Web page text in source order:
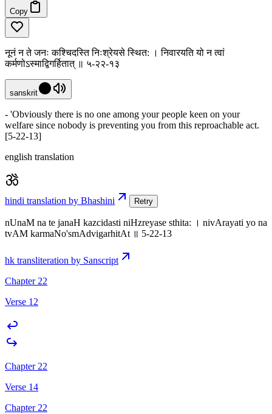
Copy
नूनं न ते जनः कश्चिदस्ति निःश्रेयसे स्थित: । निवारयति यो न त्वां
कर्मणोऽस्माद्विगर्हितात् ॥ ५-२२-१३
sanskrit
- 'Obviously there is no one among your people keen on your
welfare since nobody is preventing you from this reproachable act.
[5-22-13]
english translation
hindi translation by Bhashini Retry
nUnaM na te janaH kazcidasti niHzreyase sthita: । nivArayati yo na
tvAM karmaNo'smAdvigarhitAt ॥ 5-22-13
hk transliteration by Sanscript
Chapter 22
Verse 12
Chapter 22
Verse 14
Chapter 22